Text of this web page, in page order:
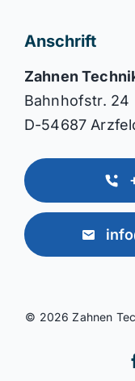
Anschrift
Zahnen
Bahnhofstr. 24
D-54687
© 2026 Zahnen